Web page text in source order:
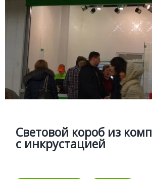
Световой короб из
с инкрустацией
Световой короб
Изготовление композитных
акриловым стеклом и